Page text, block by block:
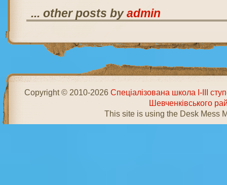
... other posts byadmin
Copyright © 2010-2026Спеціалізована школа І-ІІІ
Шевченківського
This site is using the Desk Mess